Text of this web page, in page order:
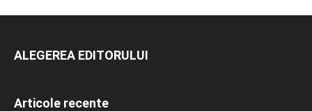
ALEGEREA EDITORULUI
Articole recente